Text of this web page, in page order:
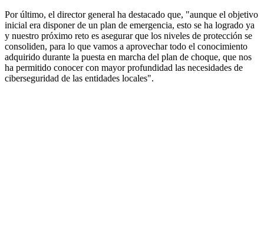
Por último, el director general ha destacado que, "aunque el objetivo
inicial era disponer de un plan de emergencia, esto se ha logrado ya
y nuestro próximo reto es asegurar que los niveles de protección se
consoliden, para lo que vamos a aprovechar todo el conocimiento
adquirido durante la puesta en marcha del plan de choque, que nos
ha permitido conocer con mayor profundidad las necesidades de
ciberseguridad de las entidades locales".